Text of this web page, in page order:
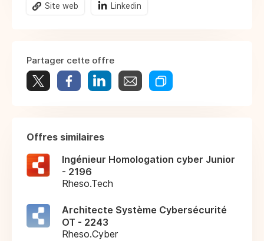
Site web Linkedin
Partager cette offre
Offres similaires
Ingénieur Homologation cyber Junior
- 2196
Rheso.Tech
Architecte Système Cybersécurité
OT - 2243
Rheso.Cyber